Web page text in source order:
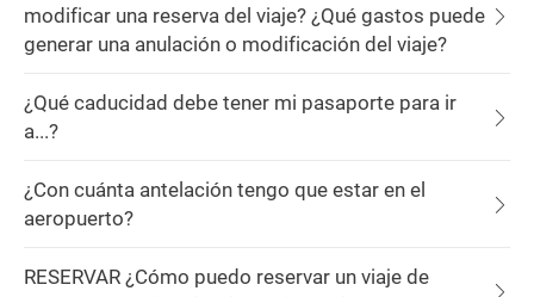
modificar una reserva del viaje? ¿Qué gastos puede
generar una anulación o modificación del viaje?
¿Qué caducidad debe tener mi pasaporte para ir
a...?
¿Con cuánta antelación tengo que estar en el
aeropuerto?
RESERVAR ¿Cómo puedo reservar un viaje de